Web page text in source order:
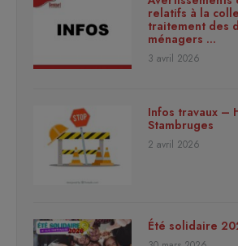
relatifs à la
traitement des
ménagers …
3 avril 2026
Infos travaux –
Stambruges
2 avril 2026
Été solidaire